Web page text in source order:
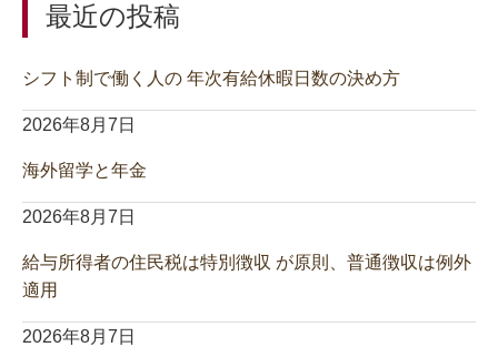
最近の投稿
シフト制で働く人の 年次有給休暇日数の決め方
2026年8月7日
海外留学と年金
2026年8月7日
給与所得者の住民税は特別徴収 が原則、普通徴収は例外
適用
2026年8月7日